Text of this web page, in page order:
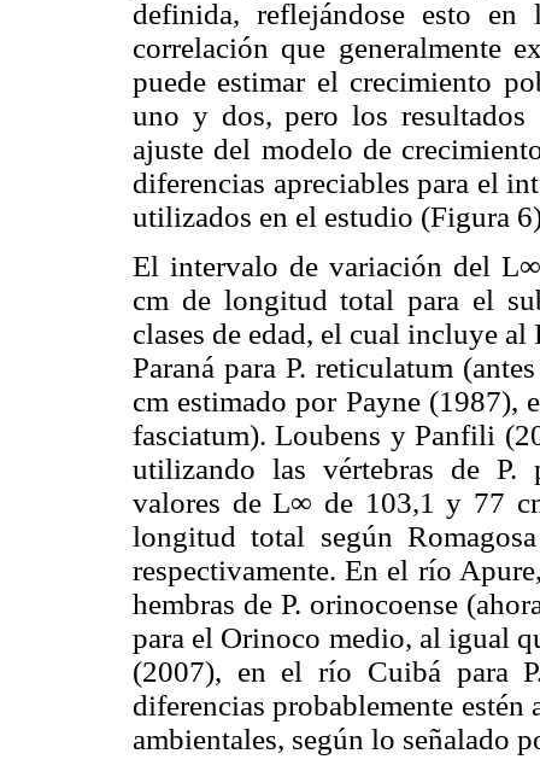
definida, reflejándose esto
correlación que generalmente
puede estimar el crecimiento
uno y dos, pero los resultados
ajuste del modelo de
diferencias apreciables para el
utilizados en el estudio (Figura
El intervalo de variación del
cm de longitud total para el
clases de edad, el cual incluye
Paraná para P. reticulatum
cm estimado por Payne (1987),
fasciatum). Loubens y Panfili
utilizando las vértebras de P.
valores de L∞ de 103,1 y 77
longitud total según
respectivamente. En el río
hembras de P. orinocoense
para el Orinoco medio, al igual
(2007), en el río Cuibá para
diferencias probablemente estén
ambientales, según lo señalado